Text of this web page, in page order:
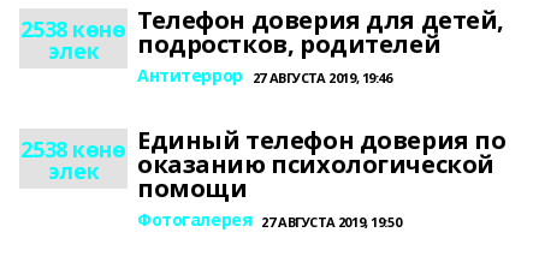
2538 көнө
элек
Телефон доверия для детей,
подростков, родителей
Антитеррор 27 АВГУСТА 2019, 19:46
2538 көнө
элек
Единый телефон доверия по
оказанию психологической
помощи
Фотогалерея 27 АВГУСТА 2019, 19:50